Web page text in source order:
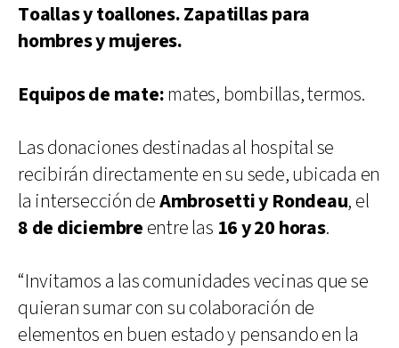
Toallas y toallones.Zapatillas para
hombres y mujeres.
Equipos de mate:mates, bombillas, termos.
Las donaciones destinadas al hospital se
recibirán directamente en su sede, ubicada en
la intersección deAmbrosetti y Rondeau, el
8 de diciembre entre las 16 y 20 horas.
“Invitamos a las comunidades vecinas que se
quieran sumar con su colaboración de
elementos en buen estado y pensando en la